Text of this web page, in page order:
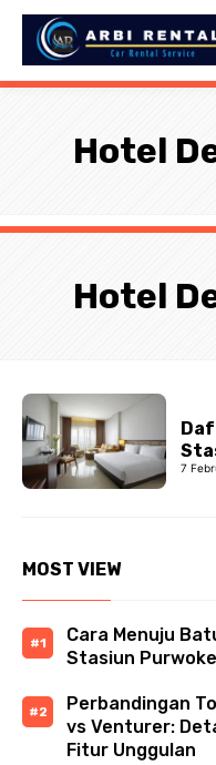
Langsung
Hotel
Hotel
7
MOST VIEW
Cara Menuju
Stasiun
Perbandingan
vs Venturer:
Fitur Unggulan